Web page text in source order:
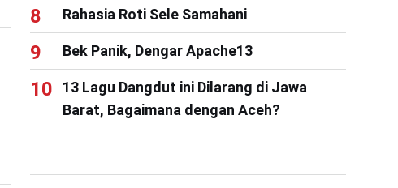
Rahasia Roti Sele Samahani
Bek Panik, Dengar Apache13
13 Lagu Dangdut ini Dilarang di Jawa
Barat, Bagaimana dengan Aceh?